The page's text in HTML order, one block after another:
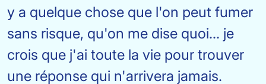
y a quelque chose que l'on peut fumer
sans risque, qu'on me dise quoi... je
crois que j'ai toute la vie pour trouver
une réponse qui n'arrivera jamais.